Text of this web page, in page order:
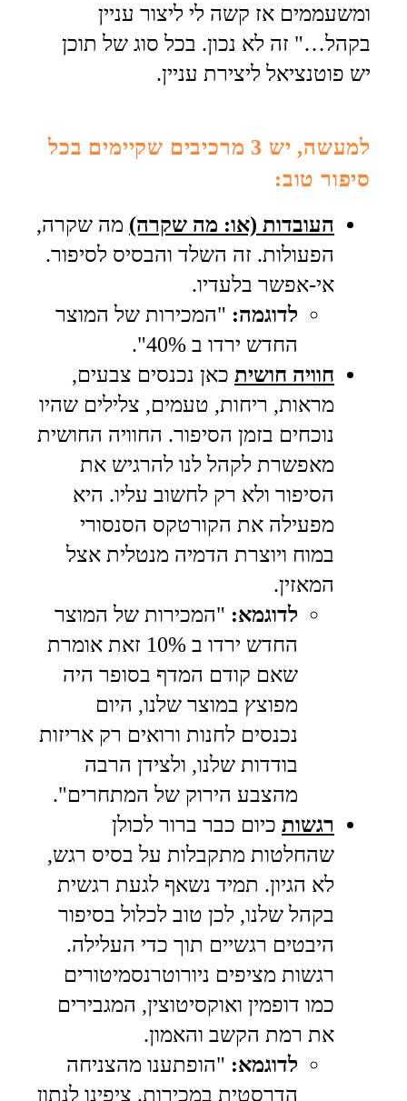
ומשעממים אז קשה לי ליצור עניין
בקהל…" זה לא נכון. בכל סוג של תוכן
יש פוטנציאל ליצירת עניין.
למעשה, יש 3 מרכיבים שקיימים בכל
סיפור טוב:
העובדות (או: מה שקרה) מה שקרה,
הפעולות. זה השלד והבסיס לסיפור.
אי-אפשר בלעדיו.
לדוגמה: "המכירות של המוצר
החדש ירדו ב 40%".
חוויה חושית כאן נכנסים צבעים,
מראות, ריחות, טעמים, צלילים שהיו
נוכחים בזמן הסיפור. החוויה החושית
מאפשרת לקהל לנו להרגיש את
הסיפור ולא רק לחשוב עליו. היא
מפעילה את הקורטקס הסנסורי
במוח ויוצרת הדמיה מנטלית אצל
המאזין.
לדוגמא: "המכירות של המוצר
החדש ירדו ב 10% זאת אומרת
שאם קודם המדף בסופר היה
מפוצץ במוצר שלנו, היום
נכנסים לחנות ורואים רק אריזות
בודדות שלנו, ולצידן הרבה
מהצבע הירוק של המתחרים".
רגשות כיום כבר ברור לכולן
שהחלטות מתקבלות על בסיס רגש,
לא הגיון. תמיד נשאף לגעת רגשית
בקהל שלנו, לכן טוב לכלול בסיפור
היבטים רגשיים תוך כדי העלילה.
רגשות מציפים ניורוטרנסמיטורים
כמו דופמין ואוקסיטוצין, המגבירים
את רמת הקשב והאמון.
לדוגמא: "הופתענו מהצניחה
הדרסטית במכירות. ציפינו לנתון